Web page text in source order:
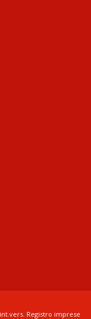
int.vers. Registro imprese